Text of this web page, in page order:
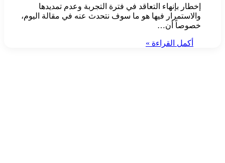
إخطار بإنهاء التعاقد في فترة التجربة وعدم تمديدها
والاستمرار فيها هو ما سوف نتحدث عنه في مقالة اليوم،
خصوصاً أن…
أكمل القراءة »